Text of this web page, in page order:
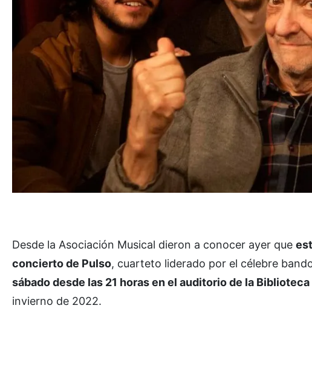
Desde la Asociación Musical dieron a conocer ayer que
concierto de Pulso, cuarteto liderado por el célebre
sábado desde las 21 horas en el auditorio de la
invierno de 2022.